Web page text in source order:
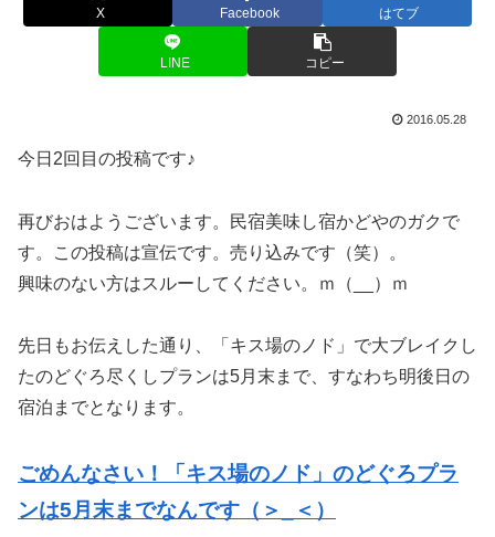
X Facebook はてブ
LINE コピー
2016.05.28
今日2回目の投稿です♪
再びおはようございます。民宿美味し宿かどやのガクで
す。この投稿は宣伝です。売り込みです（笑）。
興味のない方はスルーしてください。ｍ（__）ｍ
先日もお伝えした通り、「キス場のノド」で大ブレイクし
たのどぐろ尽くしプランは5月末まで、すなわち明後日の
宿泊までとなります。
ごめんなさい！「キス場のノド」のどぐろプラ
ンは5月末までなんです（＞_＜）